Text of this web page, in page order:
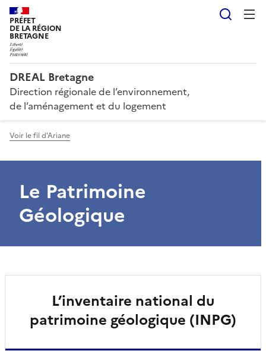
PRÉFET
DE LA RÉGION
BRETAGNE
DREAL Bretagne
Direction régionale de l’environnement,
de l’aménagement et du logement
Voir le fil d'Ariane
Le Patrimoine
Géologique
L’inventaire national du
patrimoine géologique (INPG)